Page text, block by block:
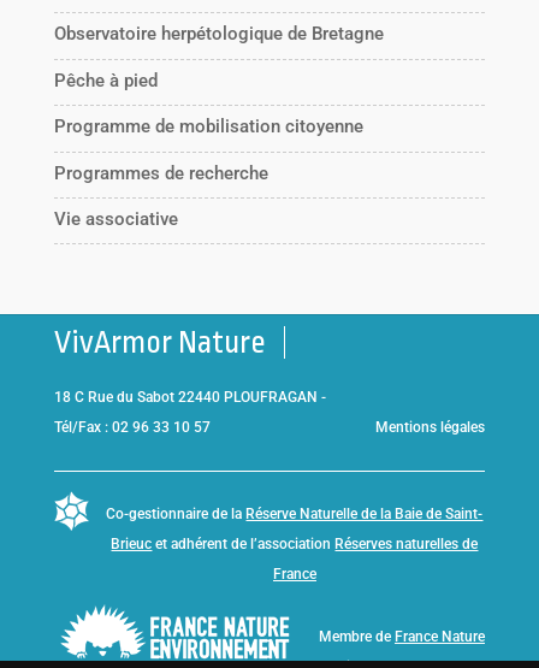
Observatoire herpétologique de Bretagne
Pêche à pied
Programme de mobilisation citoyenne
Programmes de recherche
Vie associative
VivArmor Nature
18 C Rue du Sabot 22440 PLOUFRAGAN -
Tél/Fax : 02 96 33 10 57
Mentions légales
Co-gestionnaire de la Réserve Naturelle de la Baie de Saint-
Brieuc et adhérent de l’association Réserves naturelles de
France
Membre de France Nature